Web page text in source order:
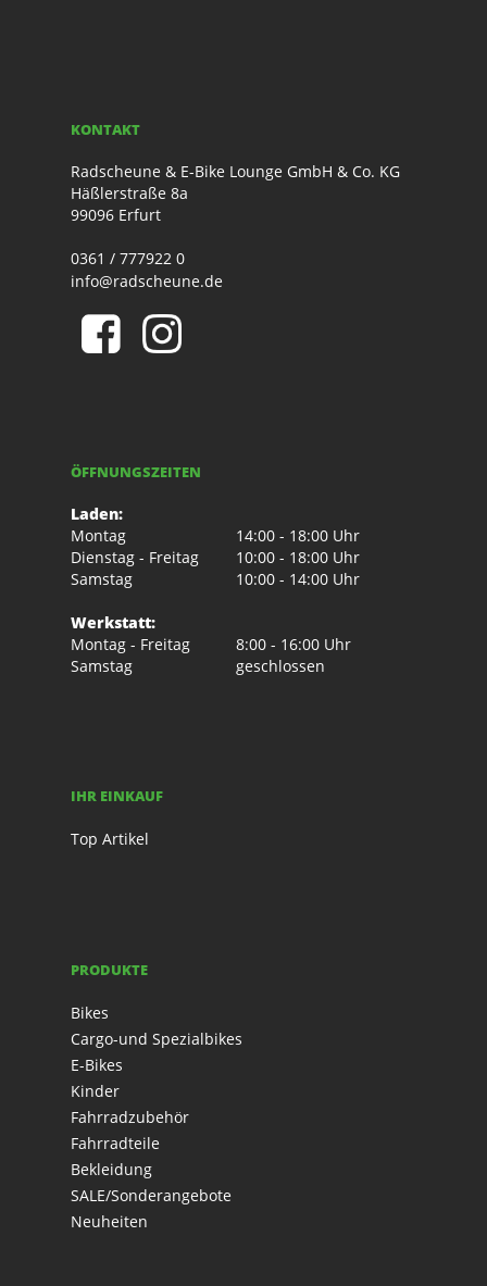
KONTAKT
Radscheune & E-Bike Lounge GmbH & Co. KG
Häßlerstraße 8a
99096 Erfurt
0361 / 777922 0
info@radscheune.de
ÖFFNUNGSZEITEN
Laden:
Montag
14:00 - 18:00 Uhr
Dienstag - Freitag
10:00 - 18:00 Uhr
Samstag
10:00 - 14:00 Uhr
Werkstatt:
Montag - Freitag
8:00 - 16:00 Uhr
Samstag
geschlossen
IHR EINKAUF
Top Artikel
PRODUKTE
Bikes
Cargo-und Spezialbikes
E-Bikes
Kinder
Fahrradzubehör
Fahrradteile
Bekleidung
SALE/Sonderangebote
Neuheiten